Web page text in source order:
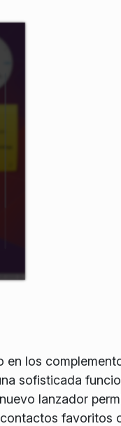
en los
sofisticada
lanzador
favoritos